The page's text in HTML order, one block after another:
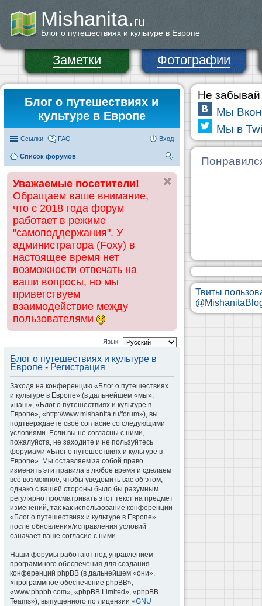
Mishanita.ru
Блог о путешествиях и культуре в Европе
Заметки Фотографии
Блог о путешествиях и
культуре в Европе
Ссылки FAQ Вход
Список форумов
ск
Уважаемые посетители!
Обращаем ваше внимание,
что с 2018 года форум
работает в режиме
"самоподдержания". У
администратора (Foxy) в
настоящее время нет
возможности отвечать на
ваши вопросы, но мы
приветствуем
взаимодействие между
пользователями
Язык:
Блог о путешествиях и культуре в
Европе - Регистрация
Заходя на конференцию «Блог о путешествиях
и культуре в Европе» (в дальнейшем «мы»,
«наш», «Блог о путешествиях и культуре в
Европе», «http://www.mishanita.ru/forum»), вы
подтверждаете своё согласие со следующими
условиями. Если вы не согласны с ними,
пожалуйста, не заходите и не пользуйтесь
форумами «Блог о путешествиях и культуре в
Европе». Мы оставляем за собой право
изменять эти правила в любое время и сделаем
всё возможное, чтобы уведомить вас об этом,
однако с вашей стороны было бы разумным
регулярно просматривать этот текст на предмет
изменений, так как использование конференции
«Блог о путешествиях и культуре в Европе»
после обновления/исправления условий
означает ваше согласие с ними.
Наши форумы работают под управлением
программного обеспечения для создания
конференций phpBB (в дальнейшем «они»,
«программное обеспечение phpBB»,
«www.phpbb.com», «phpBB Limited», «phpBB
Teams»), выпущенного по лицензии «GNU
Не забывай
Мы
Мы в
Твиты